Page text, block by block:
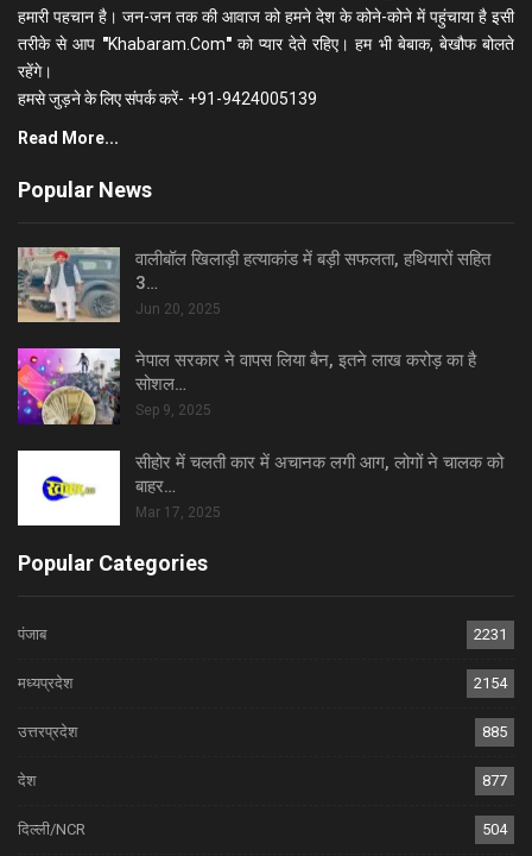
हमारी पहचान है। जन-जन तक की आवाज को हमने देश के कोने-कोने में पहुंचाया है इसी
तरीके से आप "Khabaram.Com"को प्यार देते रहिए। हम भी बेबाक, बेखौफ बोलते
रहेंगे।
हमसे जुड़ने के लिए संपर्क करें- +91-9424005139
Read More...
Popular News
वालीबॉल खिलाड़ी हत्याकांड में बड़ी सफलता, हथियारों सहित
3…
Jun 20, 2025
नेपाल सरकार ने वापस लिया बैन, इतने लाख करोड़ का है
सोशल…
Sep 9, 2025
सीहोर में चलती कार में अचानक लगी आग, लोगों ने चालक को
बाहर…
Mar 17, 2025
Popular Categories
पंजाब 2231
मध्यप्रदेश 2154
उत्तरप्रदेश 885
देश 877
दिल्ली/NCR 504